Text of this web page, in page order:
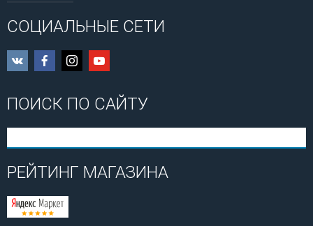
СОЦИАЛЬНЫЕ СЕТИ
ПОИСК ПО САЙТУ
РЕЙТИНГ МАГАЗИНА